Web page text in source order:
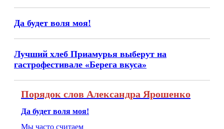
Да будет воля моя!
Лучший хлеб Приамурья выберут на
гастрофестивале «Берега вкуса»
Порядок слов Александра Ярошенко
Да будет воля моя!
Мы часто считаем